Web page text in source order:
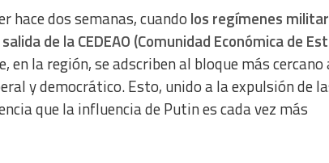
hace dos semanas, cuando los regímenes
de la CEDEAO (Comunidad Económica de
en la región, se adscriben al bloque más cercano
y democrático. Esto, unido a la expulsión de
que la influencia de Putin es cada vez más